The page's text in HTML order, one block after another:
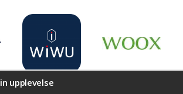
upplevelse